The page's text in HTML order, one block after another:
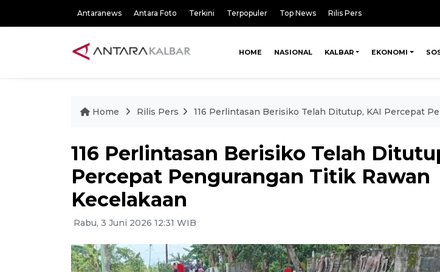
Antaranews Antara Foto Terkini Terpopuler Top News Rilis Pers
HOME NASIONAL KALBAR EKONOMI
Home Rilis Pers 116 Perlintasan Berisiko Telah Ditutup, KAI Percepat
116 Perlintasan Berisiko Telah
Percepat Pengurangan Titik Rawan
Kecelakaan
Rabu, 3 Juni 2026 12:31 WIB